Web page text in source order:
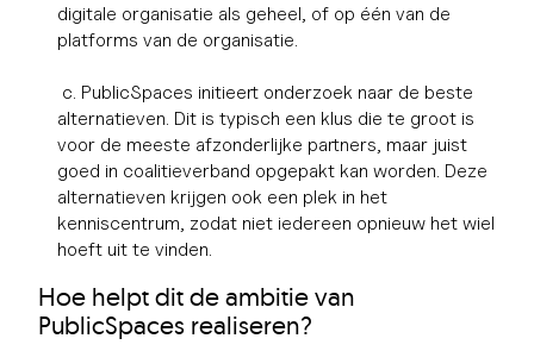
digitale organisatie als geheel, of op één van de
platforms van de organisatie.
c. PublicSpaces initieert onderzoek naar de beste
alternatieven. Dit is typisch een klus die te groot is
voor de meeste afzonderlijke partners, maar juist
goed in coalitieverband opgepakt kan worden. Deze
alternatieven krijgen ook een plek in het
kenniscentrum, zodat niet iedereen opnieuw het wiel
hoeft uit te vinden.
Hoe helpt dit de ambitie van
PublicSpaces realiseren?